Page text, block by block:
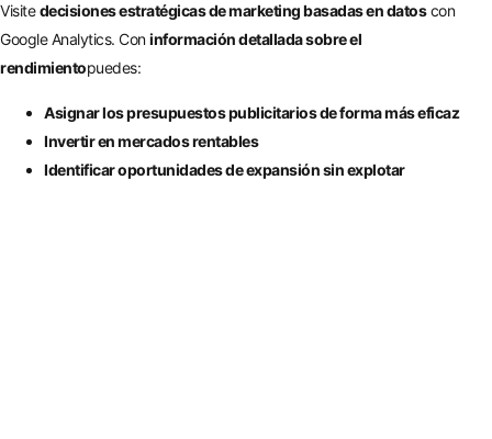
Visitedecisiones estratégicas de marketing basadas en datoscon
Google Analytics. Coninformación detallada sobre el
rendimientopuedes:
Asignar los presupuestos publicitarios de forma más eficaz
Invertir en mercados rentables
Identificar oportunidades de expansión sin explotar